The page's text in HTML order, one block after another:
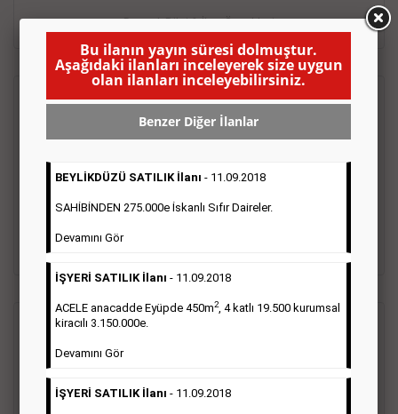
Detaylı Bilgi & İlan Örnekleri
Emlak İlanı
ifade edilebilen ilanlardır. Gazetelerin tirajını önemli ölçüde
etkilerler ve gazete gelirlerinin de önemli bir bölümünü
oluştururlar.Sabah sarı sayfa eleman ilanlarında 6 kelime
Sarı sayfa ilanlar alım- satım, duyuru, mini reklam şeklinde
ifade edilebilen ilanlardır. Gazetelerin tirajını önemli ölçüde
Bu ilanın yayın süresi dolmuştur.
Aşağıdaki ilanları inceleyerek size uygun
olan ilanları inceleyebilirsiniz.
Benzer Diğer İlanlar
BEYLİKDÜZÜ SATILIK İlanı - 11.09.2018
SAHİBİNDEN 275.000e İskanlı Sıfır Daireler.
Devamını Gör
İŞYERİ SATILIK İlanı - 11.09.2018
ACELE anacadde Eyüpde 450m2, 4 katlı 19.500 kurumsal
kiracılı 3.150.000e.
Devamını Gör
İŞYERİ SATILIK İlanı - 11.09.2018